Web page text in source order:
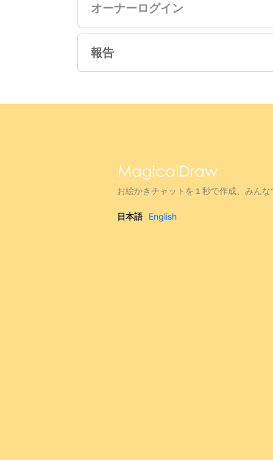
オーナーログイン
報告
お絵かきチャットを１秒で作成、みん
日本語 English